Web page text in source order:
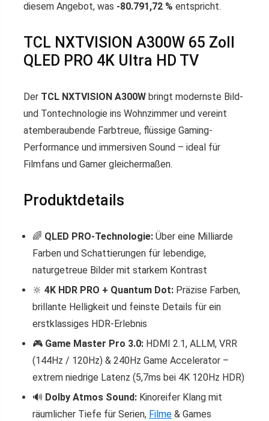
diesem Angebot, was -80.791,72 % entspricht.
TCL NXTVISION A300W 65 Zoll
QLED PRO 4K Ultra HD TV
Der TCL NXTVISION A300W bringt modernste Bild-
und Tontechnologie ins Wohnzimmer und vereint
atemberaubende Farbtreue, flüssige Gaming-
Performance und immersiven Sound – ideal für
Filmfans und Gamer gleichermaßen.
Produktdetails
🌈 QLED PRO-Technologie: Über eine Milliarde
Farben und Schattierungen für lebendige,
naturgetreue Bilder mit starkem Kontrast
🔆 4K HDR PRO + Quantum Dot: Präzise Farben,
brillante Helligkeit und feinste Details für ein
erstklassiges HDR-Erlebnis
🎮 Game Master Pro 3.0: HDMI 2.1, ALLM, VRR
(144Hz / 120Hz) & 240Hz Game Accelerator –
extrem niedrige Latenz (5,7ms bei 4K 120Hz HDR)
🔊 Dolby Atmos Sound: Kinoreifer Klang mit
räumlicher Tiefe für Serien, Filme & Games